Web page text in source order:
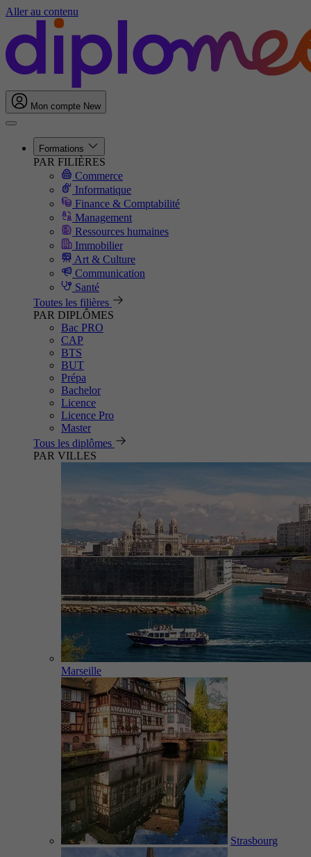
Aller au contenu
Mon compte New
Formations
PAR FILIÈRES
Commerce
Informatique
Finance & Comptabilité
Management
Ressources humaines
Immobilier
Art & Culture
Communication
Santé
Toutes les filières
PAR DIPLÔMES
Bac PRO
CAP
BTS
BUT
Prépa
Bachelor
Licence
Licence Pro
Master
Tous les diplômes
PAR VILLES
Marseille
Strasbourg